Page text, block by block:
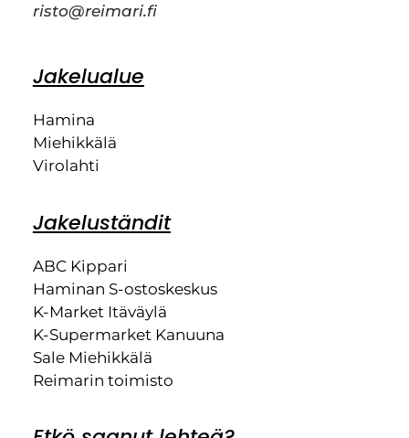
risto@reimari.fi
Jakelualue
Hamina
Miehikkälä
Virolahti
Jakeluständit
ABC Kippari
Haminan S-ostoskeskus
K-Market Itäväylä
K-Supermarket Kanuuna
Sale Miehikkälä
Reimarin toimisto